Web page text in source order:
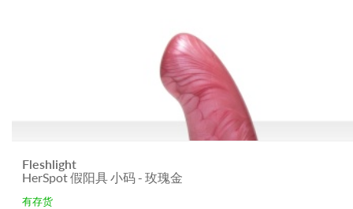
Fleshlight
HerSpot 假阳具 小码 - 玫瑰金
有存货